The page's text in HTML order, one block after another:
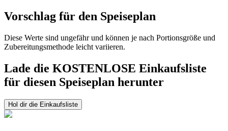
Vorschlag für den Speiseplan
Diese Werte sind ungefähr und können je nach Portionsgröße und
Zubereitungsmethode leicht variieren.
Lade die KOSTENLOSE Einkaufsliste
für diesen Speiseplan herunter
Hol dir die Einkaufsliste